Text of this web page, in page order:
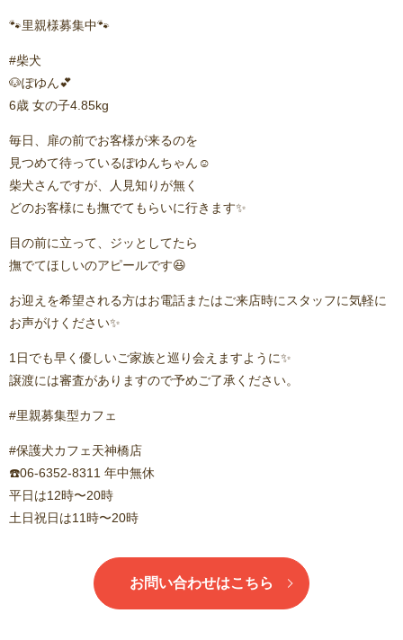
🐾里親様募集中🐾
#柴犬
🐶ぽゆん💕
6歳 女の子4.85kg
毎日、扉の前でお客様が来るのを
見つめて待っているぽゆんちゃん☺️
柴犬さんですが、人見知りが無く
どのお客様にも撫でてもらいに行きます✨
目の前に立って、ジッとしてたら
撫でてほしいのアピールです😆
お迎えを希望される方はお電話またはご来店時にスタッフに気軽に
お声がけください✨
1日でも早く優しいご家族と巡り会えますように✨️
譲渡には審査がありますので予めご了承ください。
#里親募集型カフェ
#保護犬カフェ天神橋店
☎️06-6352-8311 年中無休
平日は12時〜20時
土日祝日は11時〜20時
お問い合わせはこちら